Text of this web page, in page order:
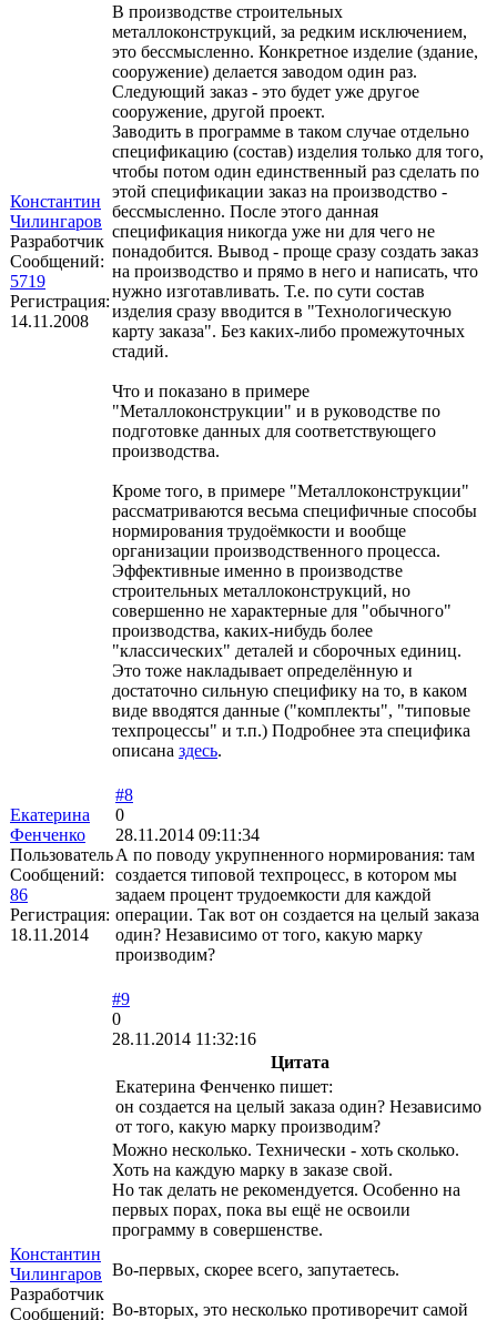
Константин
Чилингаров
Разработчик
Сообщений:
5719
Регистрация:
14.11.2008
В производстве строительных
металлоконструкций, за редким исключением,
это бессмысленно. Конкретное изделие (здание,
сооружение) делается заводом один раз.
Следующий заказ - это будет уже другое
сооружение, другой проект.
Заводить в программе в таком случае отдельно
спецификацию (состав) изделия только для того,
чтобы потом один единственный раз сделать по
этой спецификации заказ на производство -
бессмысленно. После этого данная
спецификация никогда уже ни для чего не
понадобится. Вывод - проще сразу создать заказ
на производство и прямо в него и написать, что
нужно изготавливать. Т.е. по сути состав
изделия сразу вводится в "Технологическую
карту заказа". Без каких-либо промежуточных
стадий.
Что и показано в примере
"Металлоконструкции" и в руководстве по
подготовке данных для соответствующего
производства.
Кроме того, в примере "Металлоконструкции"
рассматриваются весьма специфичные способы
нормирования трудоёмкости и вообще
организации производственного процесса.
Эффективные именно в производстве
строительных металлоконструкций, но
совершенно не характерные для "обычного"
производства, каких-нибудь более
"классических" деталей и сборочных единиц.
Это тоже накладывает определённую и
достаточно сильную специфику на то, в каком
виде вводятся данные ("комплекты", "типовые
техпроцессы" и т.п.) Подробнее эта специфика
описана здесь.
Екатерина
Фенченко
Пользователь
Сообщений:
86
Регистрация:
18.11.2014
#8
0
28.11.2014 09:11:34
А по поводу укрупненного нормирования: там
создается типовой техпроцесс, в котором мы
задаем процент трудоемкости для каждой
операции. Так вот он создается на целый заказа
один? Независимо от того, какую марку
производим?
Константин
Чилингаров
Разработчик
Сообщений:
#9
0
28.11.2014 11:32:16
Цитата
Екатерина Фенченко пишет:
он создается на целый заказа один? Независимо
от того, какую марку производим?
Можно несколько. Технически - хоть сколько.
Хоть на каждую марку в заказе свой.
Но так делать не рекомендуется. Особенно на
первых порах, пока вы ещё не освоили
программу в совершенстве.
Во-первых, скорее всего, запутаетесь.
Во-вторых, это несколько противоречит самой